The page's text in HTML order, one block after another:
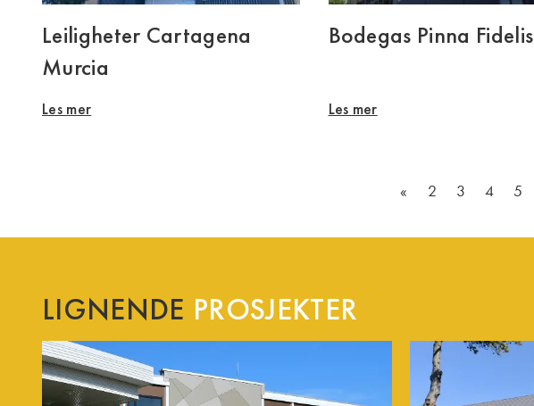
Leiligheter Cartagena
Murcia
Les mer
Bodegas Pinna Fidelis
Les mer
« 2 3 4 5
LIGNENDE PROSJEKTER